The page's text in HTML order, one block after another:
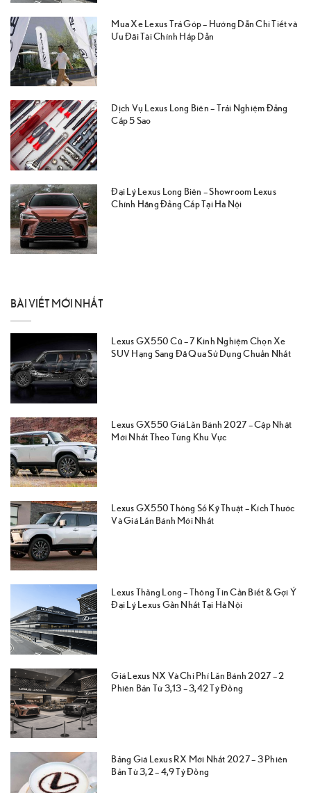
Mua Xe Lexus Trả Góp – Hướng Dẫn Chi Tiết và
Ưu Đãi Tài Chính Hấp Dẫn
Dịch Vụ Lexus Long Biên – Trải Nghiệm Đẳng
Cấp 5 Sao
Đại Lý Lexus Long Biên – Showroom Lexus
Chính Hãng Đẳng Cấp Tại Hà Nội
BÀI VIẾT MỚI NHẤT
Lexus GX550 Cũ – 7 Kinh Nghiệm Chọn Xe
SUV Hạng Sang Đã Qua Sử Dụng Chuẩn Nhất
Lexus GX550 Giá Lăn Bánh 2027 – Cập Nhật
Mới Nhất Theo Từng Khu Vực
Lexus GX550 Thông Số Kỹ Thuật – Kích Thước
Và Giá Lăn Bánh Mới Nhất
Lexus Thăng Long – Thông Tin Cần Biết & Gợi Ý
Đại Lý Lexus Gần Nhất Tại Hà Nội
Giá Lexus NX Và Chi Phí Lăn Bánh 2027 – 2
Phiên Bản Từ 3,13 – 3,42 Tỷ Đồng
Bảng Giá Lexus RX Mới Nhất 2027 – 3 Phiên
Bản Từ 3,2 – 4,9 Tỷ Đồng